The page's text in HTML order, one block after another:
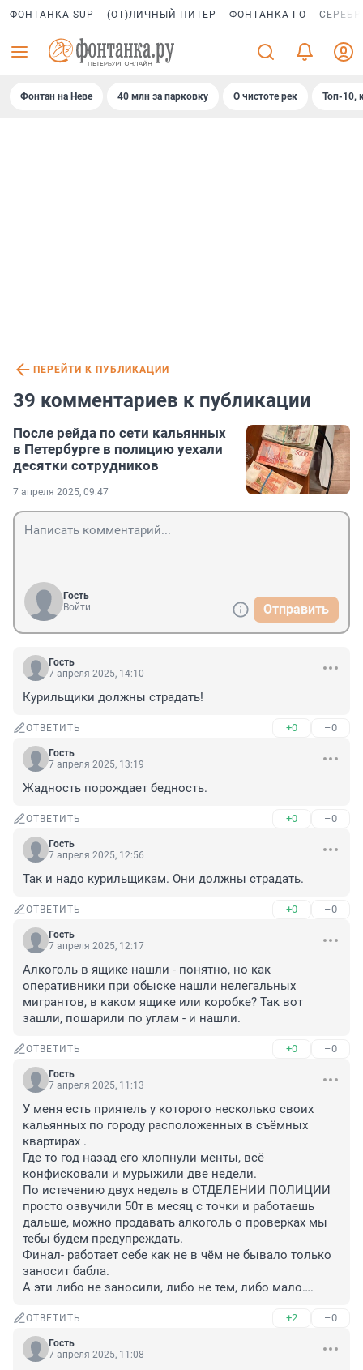
ФОНТАНКА SUP (ОТ)ЛИЧНЫЙ ПИТЕР ФОНТАНКА ГО
Фонтан на Неве 40 млн за парковку О чистоте рек Топ-10,
ПЕРЕЙТИ К ПУБЛИКАЦИИ
39 комментариев к публикации
После рейда по сети кальянных
в Петербурге в полицию уехали
десятки сотрудников
7 апреля 2025, 09:47
Гость
Войти
Отправить
Гость
7 апреля 2025, 14:10
Курильщики должны страдать!
ОТВЕТИТЬ +0 –0
Гость
7 апреля 2025, 13:19
Жадность порождает бедность.
ОТВЕТИТЬ +0 –0
Гость
7 апреля 2025, 12:56
Так и надо курильщикам. Они должны страдать.
ОТВЕТИТЬ +0 –0
Гость
7 апреля 2025, 12:17
Алкоголь в ящике нашли - понятно, но как
оперативники при обыске нашли нелегальных
мигрантов, в каком ящике или коробке? Так вот
зашли, пошарили по углам - и нашли.
ОТВЕТИТЬ +0 –0
Гость
7 апреля 2025, 11:13
У меня есть приятель у которого несколько своих
кальянных по городу расположенных в съёмных
квартирах .
Где то год назад его хлопнули менты, всё
конфисковали и мурыжили две недели.
По истечению двух недель в ОТДЕЛЕНИИ ПОЛИЦИИ
просто озвучили 50т в месяц с точки и работаешь
дальше, можно продавать алкоголь о проверках мы
тебы будем предупреждать.
Финал- работает себе как не в чём не бывало только
заносит бабла.
А эти либо не заносили, либо не тем, либо мало….
ОТВЕТИТЬ +2 –0
Гость
7 апреля 2025, 11:08